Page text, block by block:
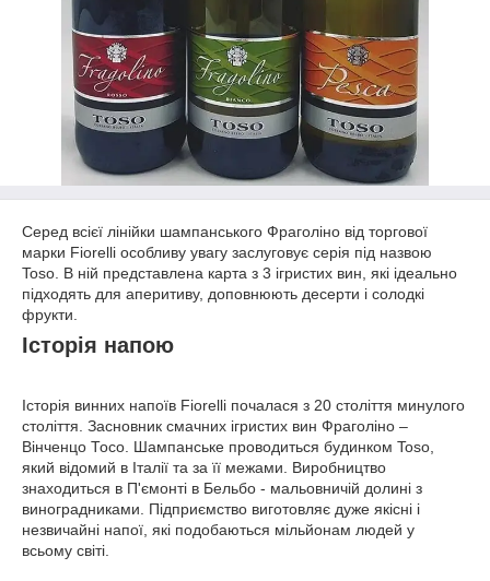
Серед всієї лінійки шампанського Фраголіно від торгової
марки Fiorelli особливу увагу заслуговує серія під назвою
Toso. В ній представлена карта з 3 ігристих вин, які ідеально
підходять для аперитиву, доповнюють десерти і солодкі
фрукти.
Історія напою
Історія винних напоїв Fiorelli почалася з 20 століття минулого
століття. Засновник смачних ігристих вин Фраголіно –
Вінченцо Тосо. Шампанське проводиться будинком Toso,
який відомий в Італії та за її межами. Виробництво
знаходиться в П'ємонті в Бельбо - мальовничій долині з
виноградниками. Підприємство виготовляє дуже якісні і
незвичайні напої, які подобаються мільйонам людей у
всьому світі.